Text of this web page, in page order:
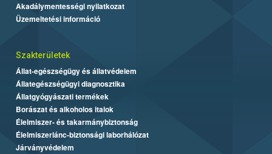
Akadálymentességi nyilatkozat
Üzemeltetési információ
Szakterületek
Állat-egészségügy és állatvédelem
Állategészségügyi diagnosztika
Állatgyógyászati termékek
Borászat és alkoholos italok
Élelmiszer- és takarmánybiztonság
Élelmiszerlánc-biztonsági laborhálózat
Járványvédelem